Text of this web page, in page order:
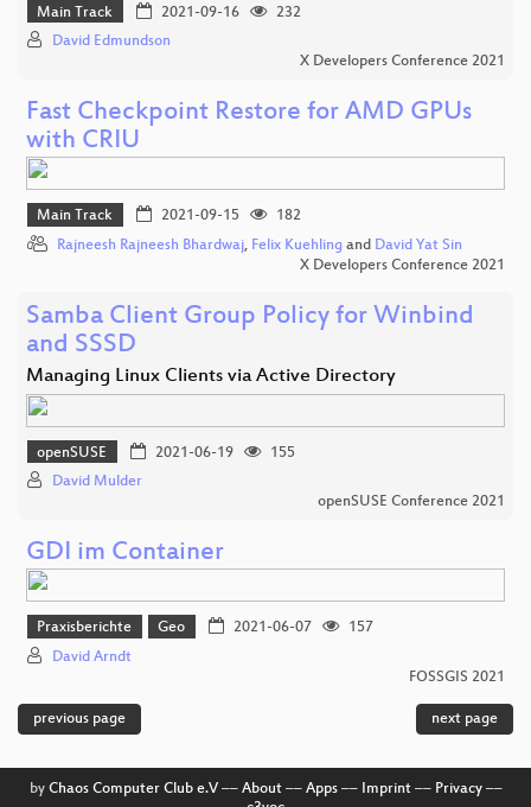
Main Track 2021-09-16
232
David Edmundson
X Developers Conference 2021
Fast Checkpoint Restore for AMD GPUs
with CRIU
Main Track 2021-09-15
182
Rajneesh Rajneesh Bhardwaj, Felix Kuehling and David Yat Sin
X Developers Conference 2021
Samba Client Group Policy for Winbind
and SSSD
Managing Linux Clients via Active Directory
openSUSE 2021-06-19
155
David Mulder
openSUSE Conference 2021
GDI im Container
Praxisberichte Geo 2021-06-07
157
David Arndt
FOSSGIS 2021
previous page next page
by Chaos Computer Club e.V–– About–– Apps–– Imprint–– Privacy––